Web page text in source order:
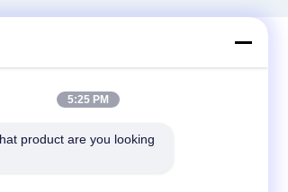
контакт5:25 PM
product are you looking